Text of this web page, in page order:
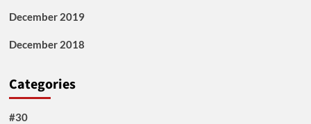
December 2019
December 2018
Categories
#30